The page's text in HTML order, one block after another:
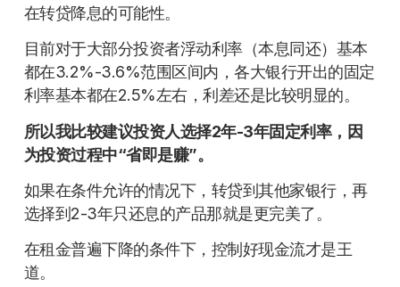
在转贷降息的可能性。
目前对于大部分投资者浮动利率（本息同还）基本
都在3.2%-3.6%范围区间内，各大银行开出的固定
利率基本都在2.5%左右，利差还是比较明显的。
所以我比较建议投资人选择2年-3年固定利率，因
为投资过程中“省即是赚”。
如果在条件允许的情况下，转贷到其他家银行，再
选择到2-3年只还息的产品那就是更完美了。
在租金普遍下降的条件下，控制好现金流才是王
道。